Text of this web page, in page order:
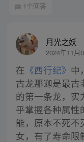
1个回答
月光之妖
2024年11月
在 《西行纪》 中
古龙那迦是最古
的第一条龙，实
乎掌握各种属性
能，原本不死不
女，有了寿命限